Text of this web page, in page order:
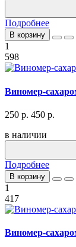
Подробнее
В корзину
1
598
Виномер-
250 р. 450 р.
в наличии
Подробнее
В корзину
1
417
Виномер-